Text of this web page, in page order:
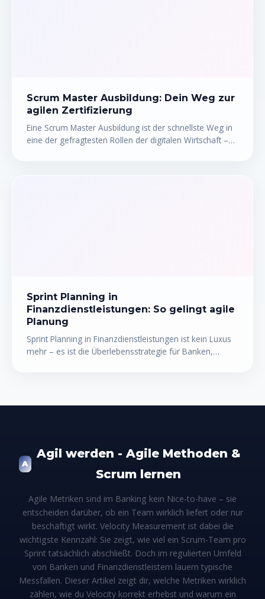
Scrum Master Ausbildung: Dein Weg zur
agilen Zertifizierung
Eine Scrum Master Ausbildung ist der schnellste Weg in
eine der gefragtesten Rollen der digitalen Wirtschaft –
Sprint Planning in
Finanzdienstleistungen: So gelingt agile
Planung
Sprint Planning in Finanzdienstleistungen ist kein Luxus
mehr – es ist die Überlebensstrategie für Banken,
sie elegant umgehst.
A
Agil werden - Agile Methoden &
Scrum lernen
Agile Metriken sind im Banking kein Nice-to-have – sie
entscheiden darüber, ob ein Team wirklich liefert oder nur
beschäftigt wirkt. Velocity Measurement ist dabei die
wichtigste Kennzahl: Sie zeigt, wie viel ein Scrum-Team pro
Sprint tatsächlich abschließt. Doch im regulierten Umfeld
von Banken und Finanzdienstleistern lauern typische
Messfallen. Dieser Artikel zeigt dir, welche Metriken wirklich
zählen, wie du Velocity korrekt erhebst und warum ein